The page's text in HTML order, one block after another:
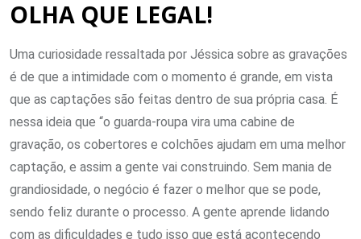
OLHA QUE LEGAL!
Uma curiosidade ressaltada por Jéssica sobre as gravações
é de que a intimidade com o momento é grande, em vista
que as captações são feitas dentro de sua própria casa. É
nessa ideia que “o guarda-roupa vira uma cabine de
gravação, os cobertores e colchões ajudam em uma melhor
captação, e assim a gente vai construindo. Sem mania de
grandiosidade, o negócio é fazer o melhor que se pode,
sendo feliz durante o processo. A gente aprende lidando
com as dificuldades e tudo isso que está acontecendo